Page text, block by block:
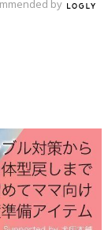
問が読める
by